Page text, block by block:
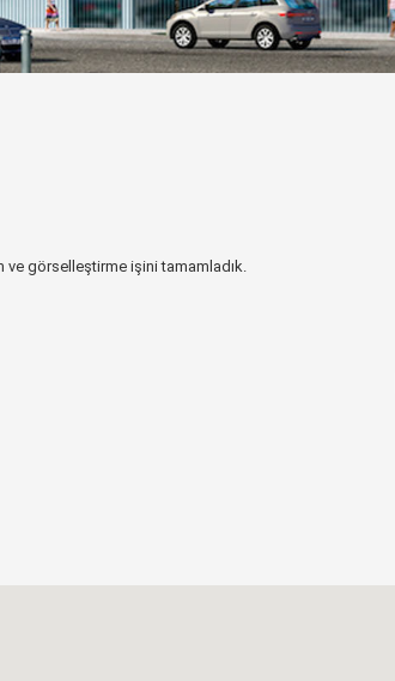
ve görselleştirme işini tamamladık.